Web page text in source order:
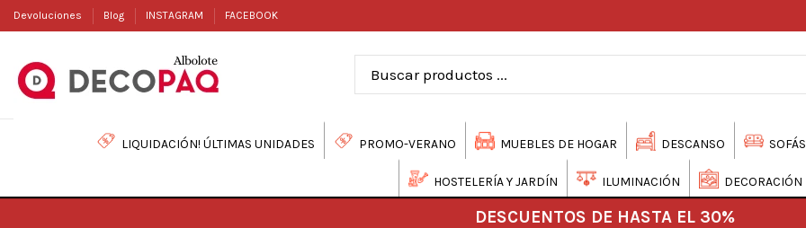
Devoluciones Blog INSTAGRAM FACEBOOK
LIQUIDACIÓN! ÚLTIMAS UNIDADES PROMO-VERANO MUEBLES DE HOGAR DESCANSO SOFÁS
HOSTELERÍA Y JARDÍN ILUMINACIÓN DECORACIÓN
DESCUENTOS DE HASTA EL 30%